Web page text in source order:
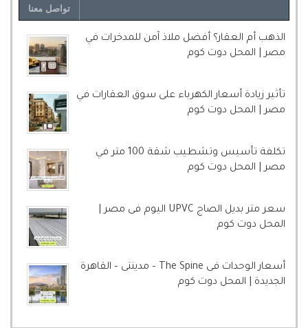
تواصل معنا
الذهب أم العقار؟ أفضل ملاذ آمن للمدخرات في
مصر | المحل دوت كوم
تأثير زيادة أسعار الكهرباء على سوق العقارات في
مصر | المحل دوت كوم
تكلفة تأسيس وتشطيب شقة 100 متر في
مصر | المحل دوت كوم
سعر متر بديل الصاج UPVC اليوم فى مصر |
المحل دوت كوم
أسعار الوحدات فى The Spine – مدينتى – القاهرة
الجديدة | المحل دوت كوم